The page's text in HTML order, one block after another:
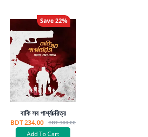
Save22%
বাকি সব পার্শ্বচরিত্র
BDT 234.00 BDT 300.00
Add To Cart